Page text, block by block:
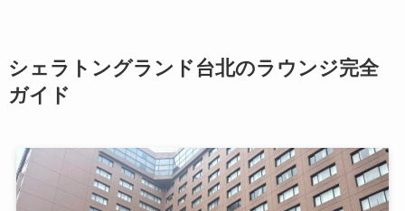
シェラトングランド台北のラウンジ完全
ガイド